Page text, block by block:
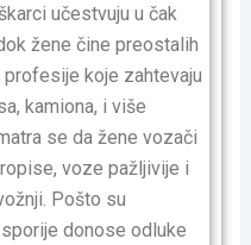
učestvuju u čak
žene čine preostalih
koje zahtevaju
kamiona, i više
se da žene vozači
voze pažljivije i
Pošto su
donose odluke